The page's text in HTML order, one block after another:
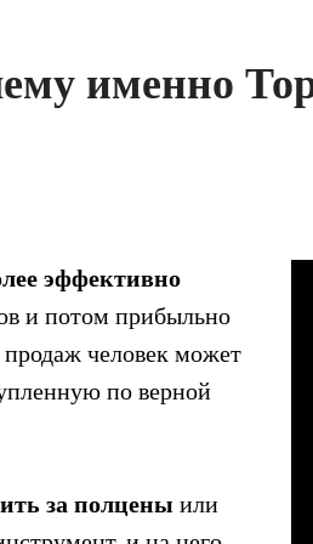
именно
эффективно
и потом прибыльно
человек может
по верной
за полцены или